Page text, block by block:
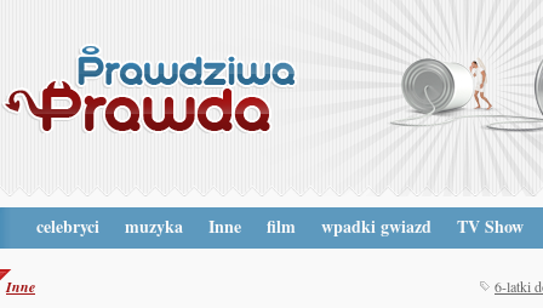
celebryci muzyka Inne film wpadki gwiazd TV Show
Inne 6-latki